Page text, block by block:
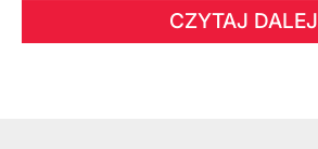
CZYTAJ DALEJ